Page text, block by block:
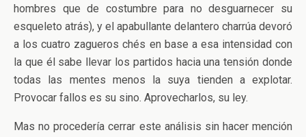
hombres que de costumbre para no desguarnecer su
esqueleto atrás), y el apabullante delantero charrúa devoró
a los cuatro zagueros chés en base a esa intensidad con
la que él sabe llevar los partidos hacia una tensión donde
todas las mentes menos la suya tienden a explotar.
Provocar fallos es su sino. Aprovecharlos, su ley.
Mas no procedería cerrar este análisis sin hacer mención